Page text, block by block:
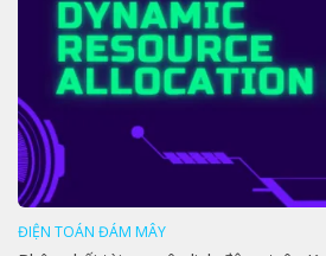
ĐIỆN TOÁN ĐÁM MÂY